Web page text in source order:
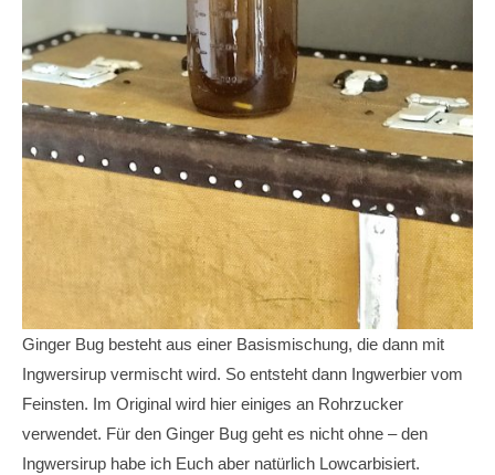
Ginger Bug besteht aus einer Basismischung, die dann mit
Ingwersirup vermischt wird. So entsteht dann Ingwerbier vom
Feinsten. Im Original wird hier einiges an Rohrzucker
verwendet. Für den Ginger Bug geht es nicht ohne – den
Ingwersirup habe ich Euch aber natürlich Lowcarbisiert.